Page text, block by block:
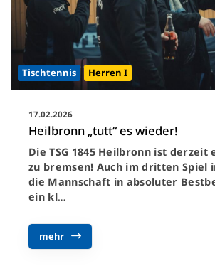
Tischtennis Herren I
17.02.2026
Heilbronn „tutt“ es wieder!
Die TSG 1845 Heilbronn ist derzeit
zu bremsen! Auch im dritten Spiel
die Mannschaft in absoluter
ein kl…
mehr